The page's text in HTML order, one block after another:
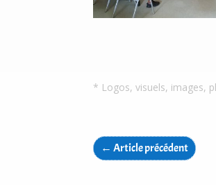
* Logos, visuels, images,
←Article précédent